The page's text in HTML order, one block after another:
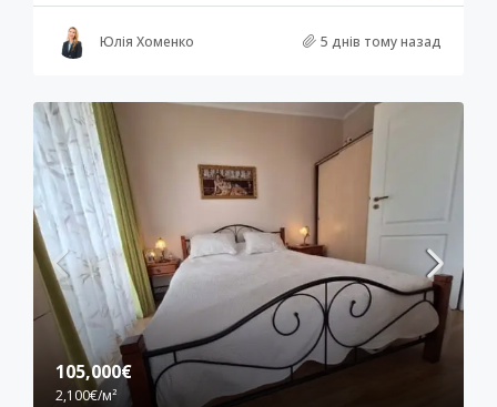
Юлія Хоменко 5 днів тому назад
105,000€
2,100€/м²